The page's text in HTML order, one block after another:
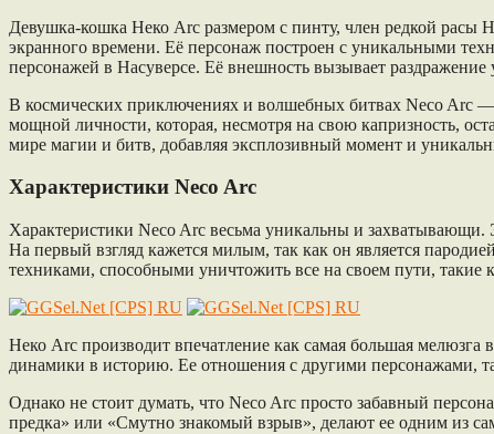
Девушка-кошка Неко Arc размером с пинту, член редкой расы
экранного времени. Её персонаж построен с уникальными
персонажей в Насуверсе. Её внешность вызывает
В космических приключениях и волшебных битвах Neco Arc —
мощной личности, которая, несмотря на свою капризность,
мире магии и битв, добавляя эксплозивный момент и
Характеристики Neco Arc
Характеристики Neco Arc весьма уникальны и захватывающи.
На первый взгляд кажется милым, так как он является
техниками, способными уничтожить все на своем пути,
Неко Arc производит впечатление как самая большая
динамики в историю. Ее отношения с другими персонажами,
Однако не стоит думать, что Neco Arc просто забавный
предка» или «Смутно знакомый взрыв», делают ее одним из